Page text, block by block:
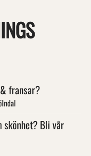
fransar?
Bli vår